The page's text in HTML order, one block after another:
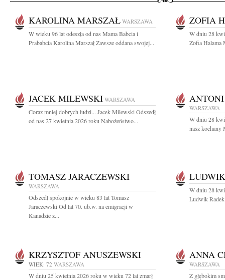
KAROLINA MARSZAŁ WARSZAWA
W wieku 96 lat odeszła od nas Mama Babcia i
Prababcia Karolina Marszał Zawsze oddana swojej...
ZOFIA
W dniu 28
Zofia Halama
JACEK MILEWSKI WARSZAWA
Coraz mniej dobrych ludzi... Jacek Milewski Odszedł
od nas 27 kwietnia 2026 roku Nabożeństwo...
WARSZAWA
W dniu 28
nasz kochany
TOMASZ JARACZEWSKI
WARSZAWA
Odszedł spokojnie w wieku 83 lat Tomasz
Jaraczewski Od lat 70. ub.w. na emigracji w
Kanadzie z...
W dniu 28
Ludwik
KRZYSZTOF ANUSZEWSKI
WIEK: 72 WARSZAWA
W dniu 25 kwietnia 2026 roku w wieku 72 lat zmarł
ANNA
WARSZAWA
Z głębokim